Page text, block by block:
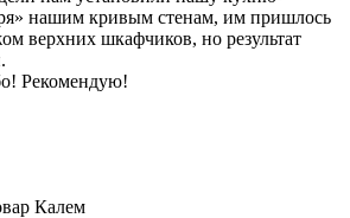
нашим кривым стенам, им пришлось
верхних шкафчиков, но результат
Рекомендую!
Калем